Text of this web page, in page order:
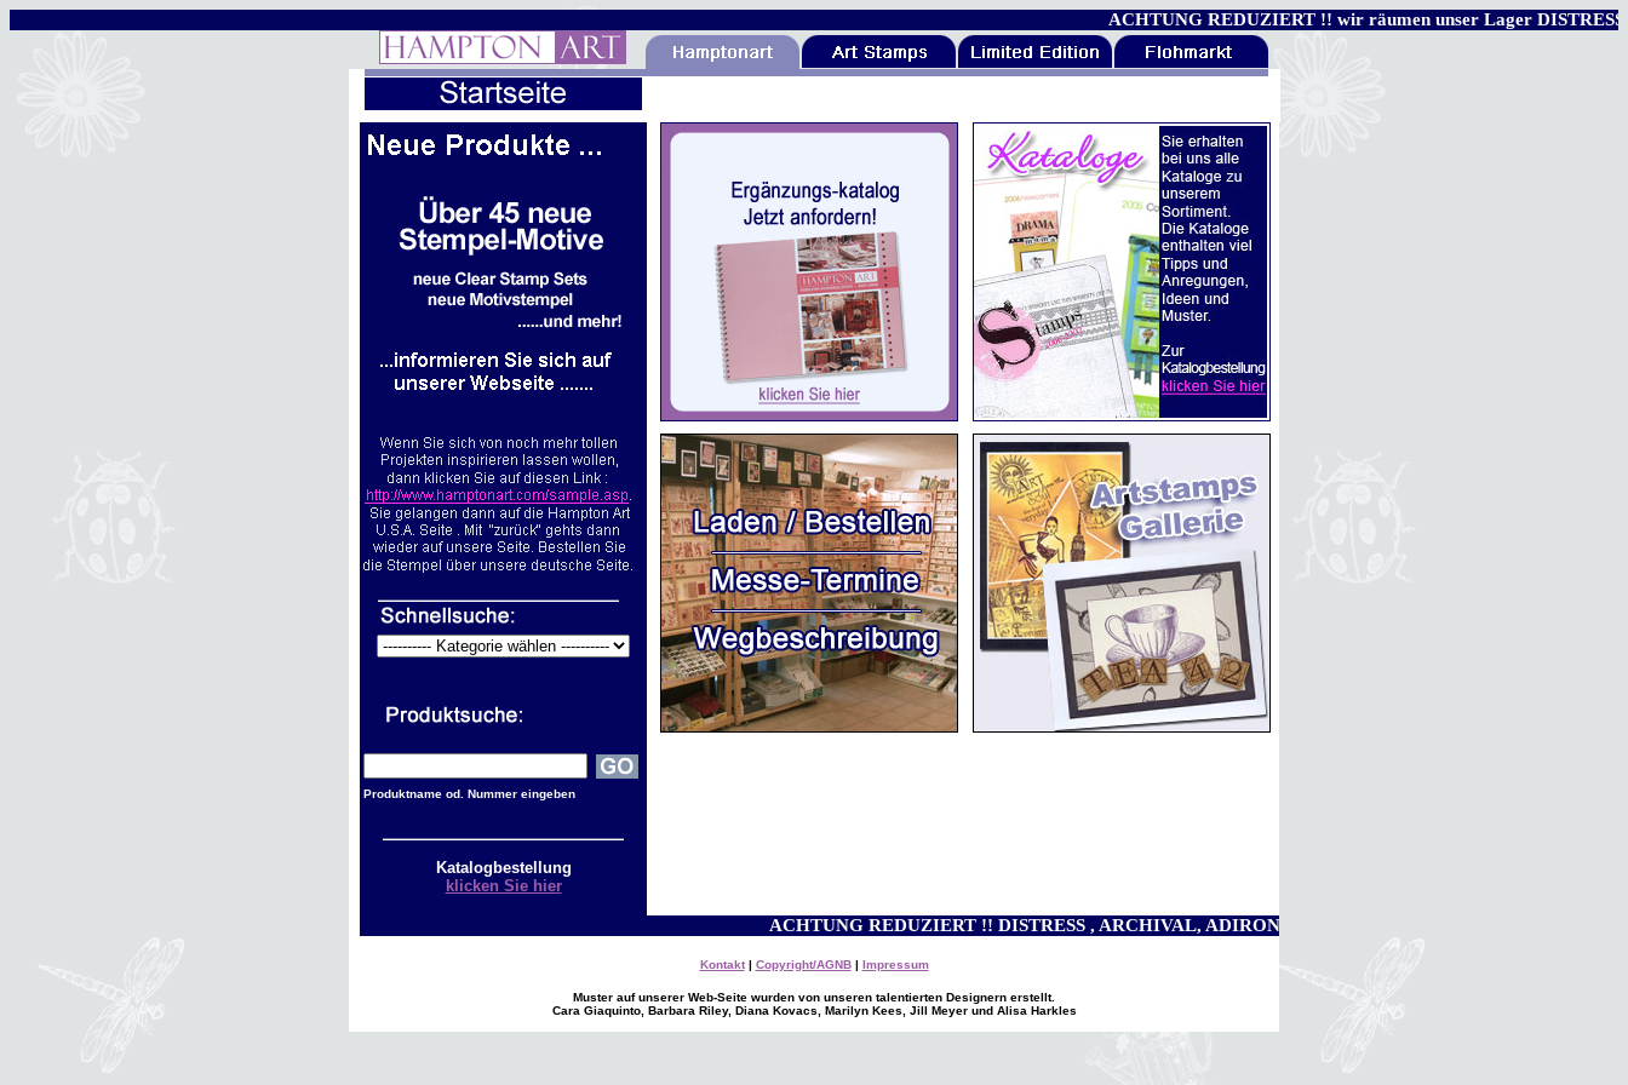
ACHTUNG REDUZIERT !! wir räumen unser Lager DISTRESS
Produktname od. Nummer eingeben
Katalogbestellung
klicken Sie hier
ACHTUNG REDUZIERT !! DISTRESS , ARCHIVAL, ADIRONDAC so lange Vorrat reicht ...Besuchen Sie
Kontakt| Copyright/AGNB| Impressum
Muster auf unserer Web-Seite wurden von unseren talentierten Designern erstellt.
Cara Giaquinto, Barbara Riley, Diana Kovacs, Marilyn Kees, Jill Meyer und Alisa Harkles